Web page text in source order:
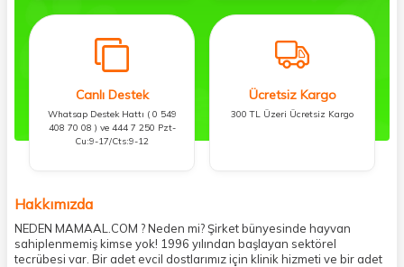
Canlı Destek
Whatsap Destek Hattı ( 0 549
408 70 08 ) ve 444 7 250 Pzt-
Cu:9-17/Cts:9-12
Ücretsiz Kargo
300 TL Üzeri Ücretsiz Kargo
Hakkımızda
NEDEN MAMAAL.COM ? Neden mi? Şirket bünyesinde hayvan
sahiplenmemiş kimse yok! 1996 yılından başlayan sektörel
tecrübesi var. Bir adet evcil dostlarımız için klinik hizmeti ve bir adet